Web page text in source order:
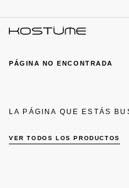
PÁGINA NO ENCONTRADA
LA PÁGINA QUE ESTÁS
VER TODOS LOS PRODUCTOS